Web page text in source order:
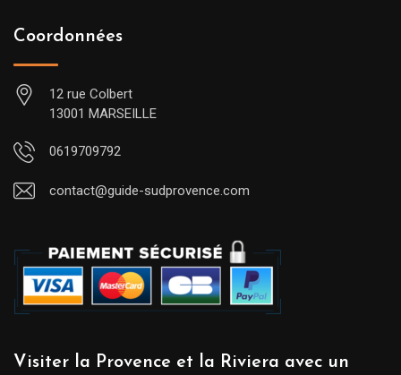
Coordonnées
12 rue Colbert
13001 MARSEILLE
0619709792
contact@guide-sudprovence.com
Visiter la Provence et la Riviera avec un